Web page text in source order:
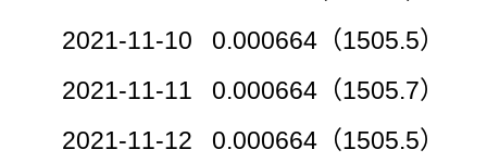
2021-11-10 0.000664（1505.5）
2021-11-11 0.000664（1505.7）
2021-11-12 0.000664（1505.5）